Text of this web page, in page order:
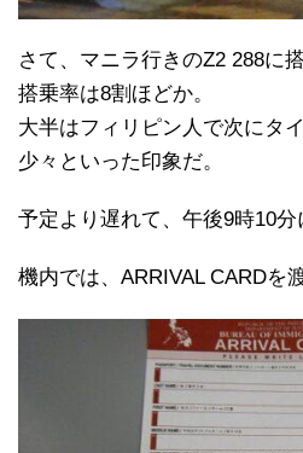
さて、マニラ行きのZ2 288に搭
搭乗率は8割ほどか。
大半はフィリピン人で次にタ
少々といった印象だ。
予定より遅れて、午後9時10分
機内では、ARRIVAL CARDを